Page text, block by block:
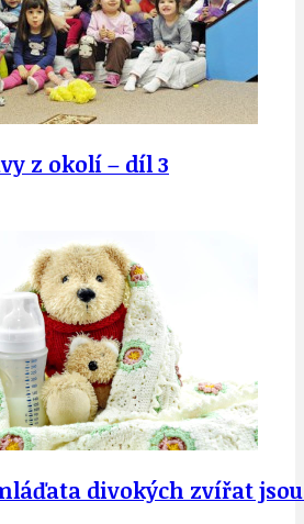
z okolí – díl 3
divokých zvířat